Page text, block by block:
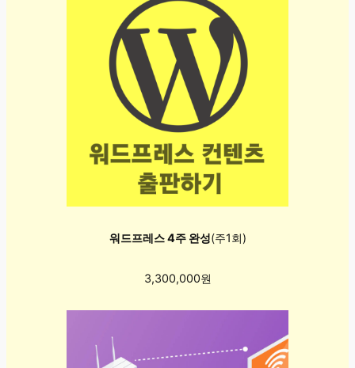
워드프레스 4주 완성(주1회)
3,300,000원